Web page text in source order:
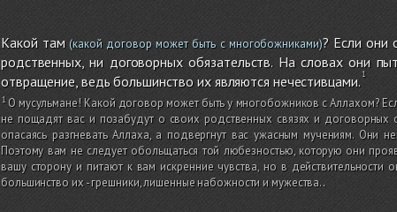
Какой там(какой договор может быть с многобожниками)? Если они
родственных, ни договорных обязательств. На словах они
отвращение, ведь большинство их являются нечестивцами.
О мусульмане! Какой договор может быть у многобожников с Аллахом?
не пощадят вас и позабудут о своих родственных связях и
опасаясь разгневать Аллаха, а подвергнут вас ужасным мучениям. Они
Поэтому вам не следует обольщаться той любезностью, которую они
вашу сторону и питают к вам искренние чувства, но в
большинство их - грешники, лишенные набожности и мужества..